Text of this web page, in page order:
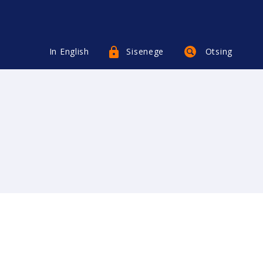
In English Sisenege Otsing